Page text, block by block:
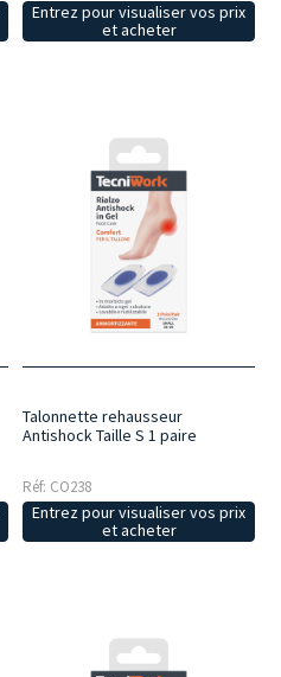
Entrez pour visualiser vos prix
et acheter
Talonnette rehausseur
Antishock Taille S 1 paire
Réf: CO238
Entrez pour visualiser vos prix
et acheter